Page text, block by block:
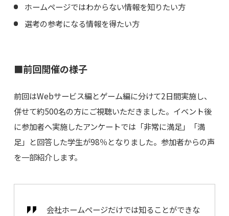
ホームページではわからない情報を知りたい方
選考の参考になる情報を得たい方
■前回開催の様子
前回はWebサービス編とゲーム編に分けて2日間実施し、
併せて約500名の方にご視聴いただきました。イベント後
に参加者へ実施したアンケートでは「非常に満足」「満
足」と回答した学生が98％となりました。参加者からの声
を一部紹介します。
会社ホームページだけでは知ることができな